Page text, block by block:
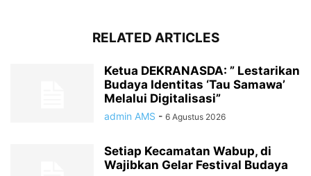
RELATED ARTICLES
Ketua DEKRANASDA: ” Lestarikan
Budaya Identitas ‘Tau Samawa’
Melalui Digitalisasi”
admin AMS - 6 Agustus 2026
Setiap Kecamatan Wabup, di
Wajibkan Gelar Festival Budaya